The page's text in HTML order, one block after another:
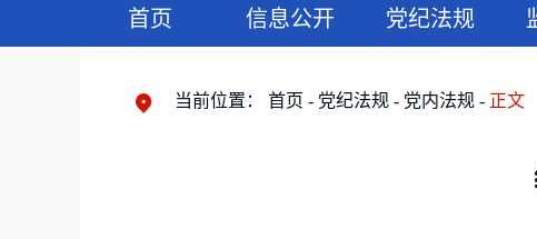
首页 信息公开 党纪法规
当前位置： 首页 党纪法规 党内法规 正文